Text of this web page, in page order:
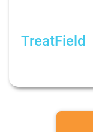
TreatField